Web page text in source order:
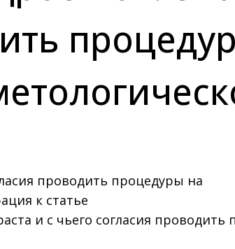
и с чьего согласия